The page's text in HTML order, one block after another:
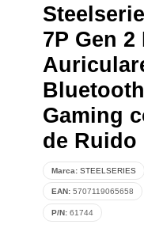
7P Gen 2
Gaming
de Ruido
Marca: STEELSERIES
EAN: 5707119065658
P/N: 61744